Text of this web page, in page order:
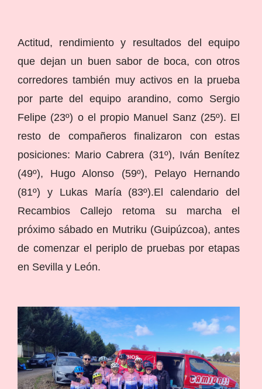
Actitud, rendimiento y resultados del equipo
que dejan un buen sabor de boca, con otros
corredores también muy activos en la prueba
por parte del equipo arandino, como Sergio
Felipe (23º) o el propio Manuel Sanz (25º). El
resto de compañeros finalizaron con estas
posiciones: Mario Cabrera (31º), Iván Benítez
(49º), Hugo Alonso (59º), Pelayo Hernando
(81º) y Lukas María (83º).El calendario del
Recambios Callejo retoma su marcha el
próximo sábado en Mutriku (Guipúzcoa), antes
de comenzar el periplo de pruebas por etapas
en Sevilla y León.